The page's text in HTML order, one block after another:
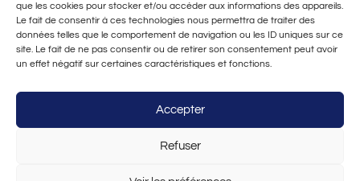
que les cookies pour stocker et/ou accéder aux informations des appareils.
Le fait de consentir à ces technologies nous permettra de traiter des
données telles que le comportement de navigation ou les ID uniques sur ce
site. Le fait de ne pas consentir ou de retirer son consentement peut avoir
un effet négatif sur certaines caractéristiques et fonctions.
Accepter
Refuser
Fabriqué à la main
à Bordeaux
Politique de confidentialité